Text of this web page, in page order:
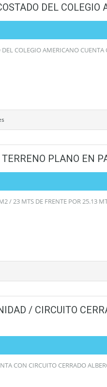
DEL COLEGIO
COLEGIO AMERICANO
PLANO EN
/ 23 MTS DE FRENTE POR 25.13
/ CIRCUITO
CON CIRCUITO CERRADO